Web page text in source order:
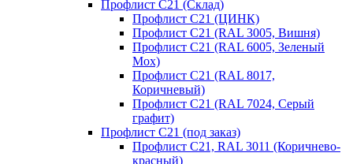
Профлист С21 (Склад)
Профлист С21 (ЦИНК)
Профлист С21 (RAL 3005, Вишня)
Профлист С21 (RAL 6005, Зеленый
Мох)
Профлист С21 (RAL 8017,
Коричневый)
Профлист С21 (RAL 7024, Серый
графит)
Профлист С21 (под заказ)
Профлист С21, RAL 3011 (Коричнево-
красный)